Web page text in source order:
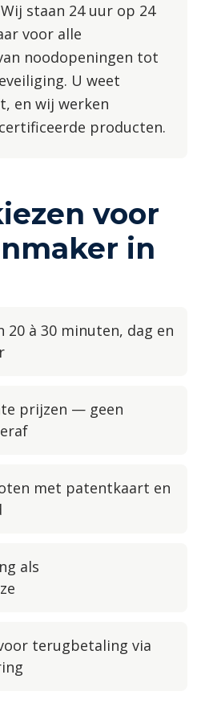
staan 24 uur op 24
voor alle
noodopeningen tot
U weet
en wij werken
producten.
voor
in
à 30 minuten, dag en
prijzen — geen
met patentkaart en
als
terugbetaling via